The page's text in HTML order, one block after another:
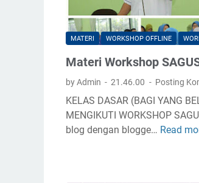
MATERI WORKSHOP OFFLINE
Materi Workshop
by Admin 21.46.00 Posting
KELAS DASAR (BAGI YANG
MENGIKUTI WORKSHOP
blog dengan blogge… Read